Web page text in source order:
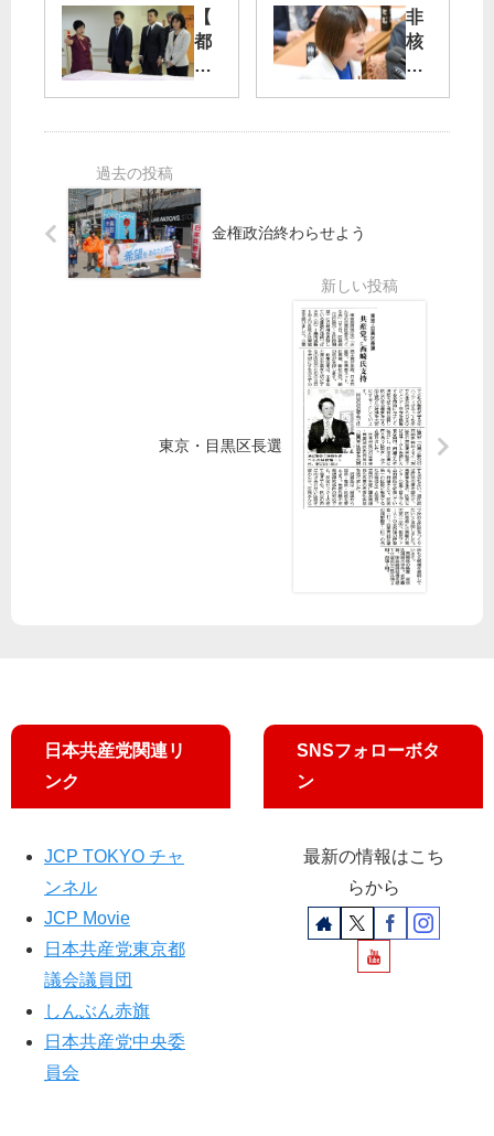
続
け
入
許
す
な
【
都
立
独
化
】
都
立
神
指
「
非
核
三
堅
国
が
行
動
を
金権政治終わらせよう
東京・目黒区長選
日本共産党関連リ
ンク
JCP TOKYO チャ
ンネル
JCP Movie
日本共産党東京都
議会議員団
しんぶん赤旗
日本共産党中央委
員会
SNSフォローボタ
ン
最新の情報はこち
らから